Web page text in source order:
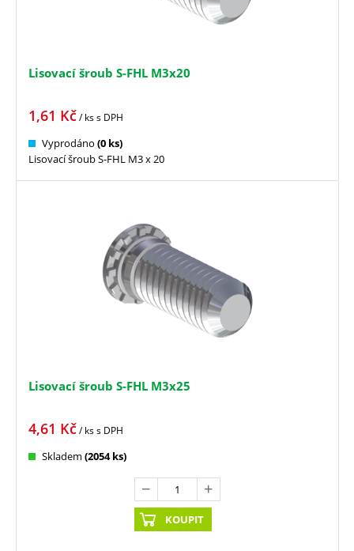
Lisovací šroub S-FHL M3x20
1,61 Kč/ kss DPH
Vyprodáno (0 ks)
Lisovací šroub S-FHL M3 x 20
Lisovací šroub S-FHL M3x25
4,61 Kč/ kss DPH
Skladem (2054 ks)
KOUPIT